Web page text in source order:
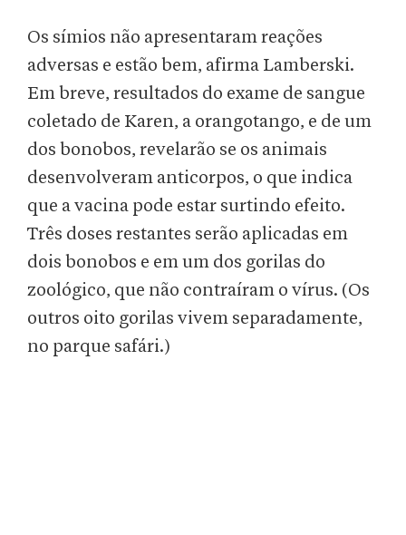
Os símios não apresentaram reações
adversas e estão bem, afirma Lamberski.
Em breve, resultados do exame de sangue
coletado de Karen, a orangotango, e de um
dos bonobos, revelarão se os animais
desenvolveram anticorpos, o que indica
que a vacina pode estar surtindo efeito.
Três doses restantes serão aplicadas em
dois bonobos e em um dos gorilas do
zoológico, que não contraíram o vírus. (Os
outros oito gorilas vivem separadamente,
no parque safári.)